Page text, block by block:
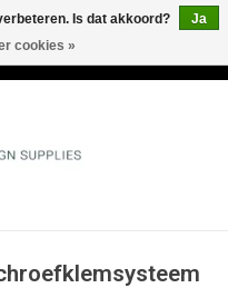
Is dat akkoord?
Ja
cookies »